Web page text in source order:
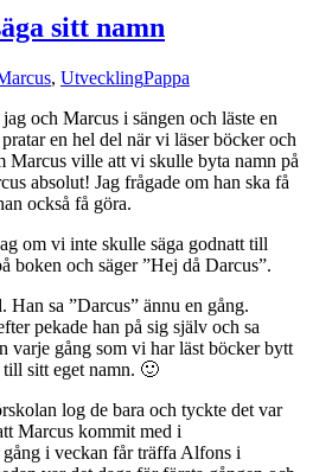
sitt namn
, UtvecklingPappa
och Marcus i sängen och läste en
en hel del när vi läser böcker och
Marcus ville att vi skulle byta namn på
absolut! Jag frågade om han ska få
också få göra.
om vi inte skulle säga godnatt till
boken och säger ”Hej då Darcus”.
sa ”Darcus” ännu en gång.
pekade han på sig själv och sa
varje gång som vi har läst böcker bytt
sitt eget namn. 🙂
log de bara och tyckte det var
Marcus kommit med i
i veckan får träffa Alfons i